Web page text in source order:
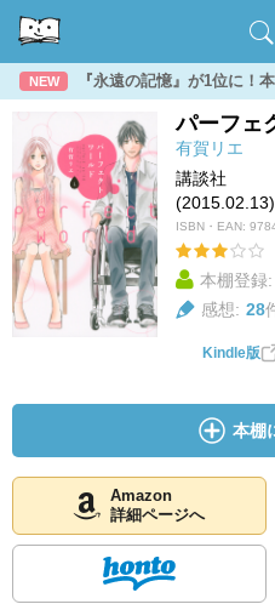
NEW 『永遠の記憶』が1位に！
パーフェ
有賀リエ
講談社
(2015.02.13)
ISBN・EAN:
本棚登録:
感想: 28
Kindle版
本棚
Amazon
詳細ページへ